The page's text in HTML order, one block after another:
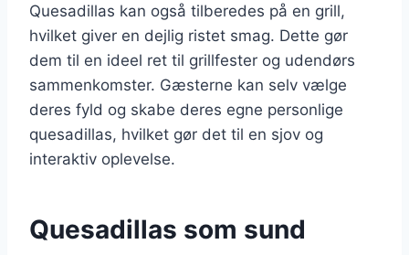
Quesadillas kan også tilberedes på en grill,
hvilket giver en dejlig ristet smag. Dette gør
dem til en ideel ret til grillfester og udendørs
sammenkomster. Gæsterne kan selv vælge
deres fyld og skabe deres egne personlige
quesadillas, hvilket gør det til en sjov og
interaktiv oplevelse.
Quesadillas som sund